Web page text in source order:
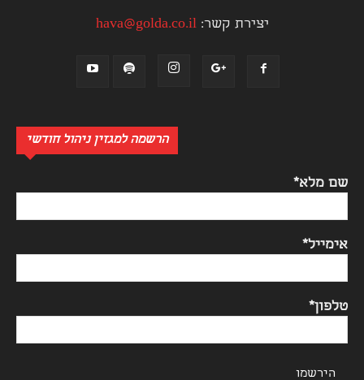
יצירת קשר:hava@golda.co.il
הרשמה למגזין ניהול חודשי
שם מלא*
אימייל*
טלפון*